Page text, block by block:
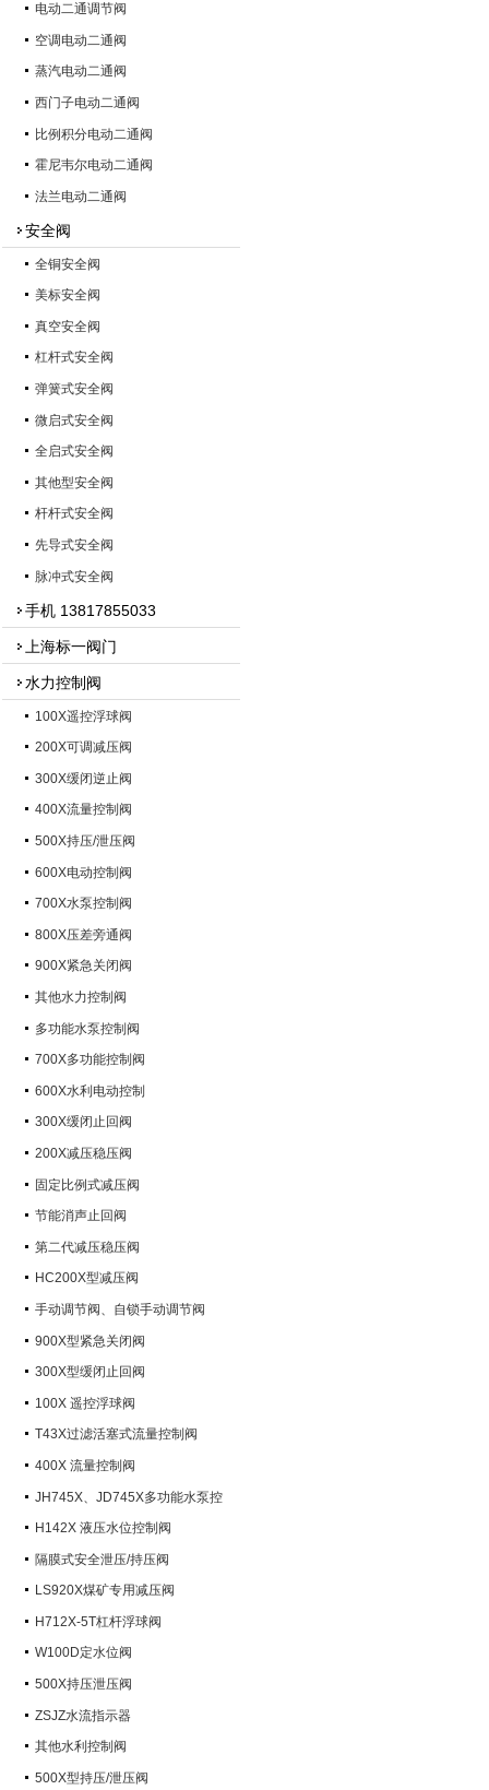
电动二通调节阀
空调电动二通阀
蒸汽电动二通阀
西门子电动二通阀
比例积分电动二通阀
霍尼韦尔电动二通阀
法兰电动二通阀
安全阀
全铜安全阀
美标安全阀
真空安全阀
杠杆式安全阀
弹簧式安全阀
微启式安全阀
全启式安全阀
其他型安全阀
杆杆式安全阀
先导式安全阀
脉冲式安全阀
手机 13817855033
上海标一阀门
水力控制阀
100X遥控浮球阀
200X可调减压阀
300X缓闭逆止阀
400X流量控制阀
500X持压/泄压阀
600X电动控制阀
700X水泵控制阀
800X压差旁通阀
900X紧急关闭阀
其他水力控制阀
多功能水泵控制阀
700X多功能控制阀
600X水利电动控制
300X缓闭止回阀
200X减压稳压阀
固定比例式减压阀
节能消声止回阀
第二代减压稳压阀
HC200X型减压阀
手动调节阀、自锁手动调节阀
900X型紧急关闭阀
300X型缓闭止回阀
100X 遥控浮球阀
T43X过滤活塞式流量控制阀
400X 流量控制阀
JH745X、JD745X多功能水泵控
制阀H142X 液压水位控制阀
隔膜式安全泄压/持压阀
LS920X煤矿专用减压阀
H712X-5T杠杆浮球阀
W100D定水位阀
500X持压泄压阀
ZSJZ水流指示器
其他水利控制阀
500X型持压/泄压阀